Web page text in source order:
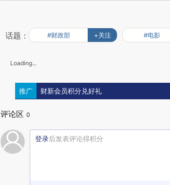
话题： #财政部 +关注 #电影
Loading...
推广 财新会员积分兑好礼
评论区 0
登录后发表评论得积分